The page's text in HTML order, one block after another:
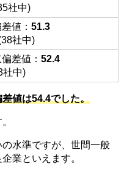
社中)
値：51.3
社中)
差値：52.4
社中)
値は54.4でした。
の水準ですが、世間一般
業といえます。